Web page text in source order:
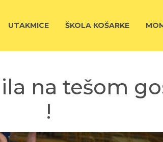
UTAKMICE ŠKOLA KOŠARKE
na tešom
!